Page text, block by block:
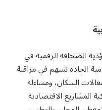
الصحافة الرقمية في
الجادة تسهم في مراقبة
السكان، ومساءلة
المشاريع الاقتصادية